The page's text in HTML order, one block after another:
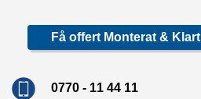
Få offert Monterat & Klart
0770 - 11 44 11